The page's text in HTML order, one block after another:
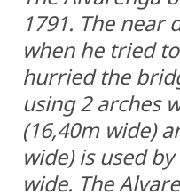
1791. The near
when he tried
hurried the
using 2 arches
(16,40m wide)
wide) is used
wide. The